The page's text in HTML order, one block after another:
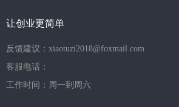
让创业更简单
反馈建议：xiaotuzi2018@foxmail.com
客服电话：
工作时间：周一到周六